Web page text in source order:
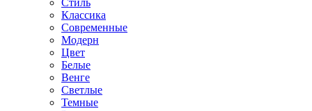
Стиль
Классика
Современные
Модерн
Цвет
Белые
Венге
Светлые
Темные